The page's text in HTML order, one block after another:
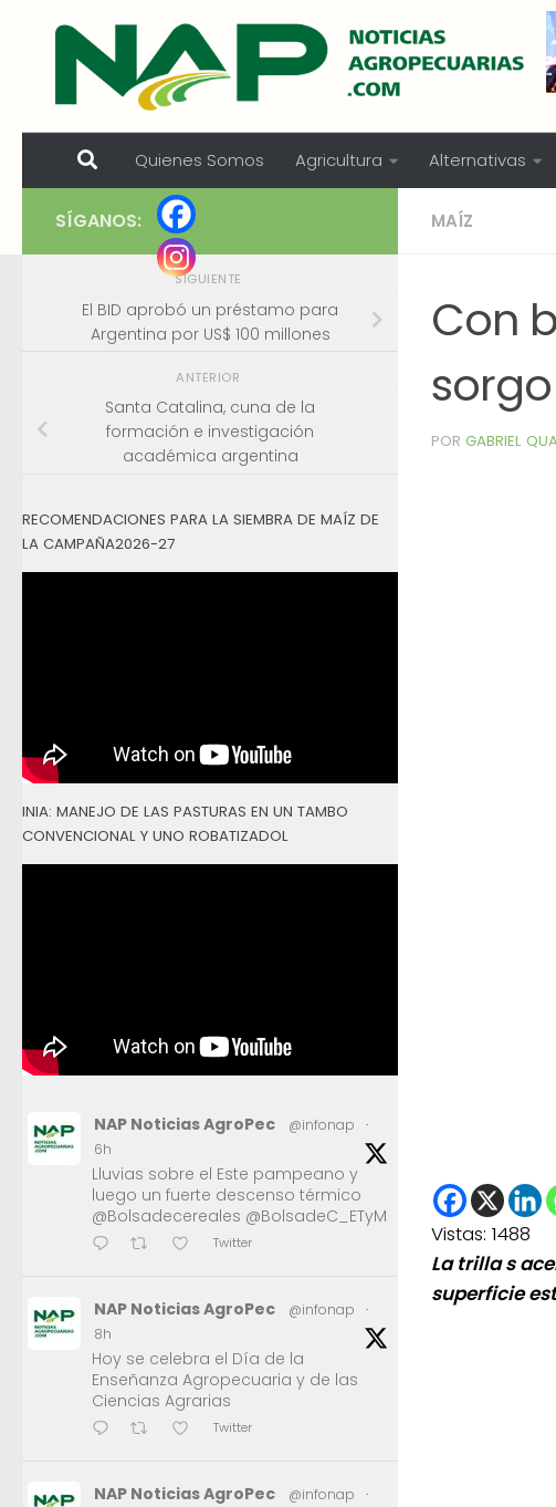
Skip to content
Quienes Somos Agricultura Alternativas
MAÍZ
Con
POR GABRIEL
Vistas: 1488
La trilla s
superficie
SÍGANOS:
SIGUIENTE
El BID aprobó un préstamo para
Argentina por US$ 100 millones
ANTERIOR
Santa Catalina, cuna de la
formación e investigación
académica argentina
RECOMENDACIONES PARA LA SIEMBRA DE MAÍZ DE
LA CAMPAÑA2026-27
INIA: MANEJO DE LAS PASTURAS EN UN TAMBO
CONVENCIONAL Y UNO ROBATIZADOL
NAP Noticias AgroPec @infonap
·
6h
Lluvias sobre el Este pampeano y
luego un fuerte descenso térmico
@Bolsadecereales @BolsadeC_ETyM
Twitter
NAP Noticias AgroPec @infonap
·
8h
Hoy se celebra el Día de la
Enseñanza Agropecuaria y de las
Ciencias Agrarias
Twitter
NAP Noticias AgroPec @infonap
·